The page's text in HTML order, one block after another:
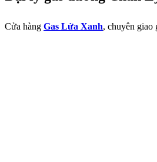
Cửa hàng Gas Lửa Xanh, chuyên giao